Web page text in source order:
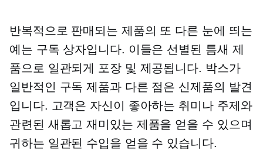
반복적으로 판매되는 제품의 또 다른 눈에 띄는
예는 구독 상자입니다. 이들은 선별된 틈새 제
품으로 일관되게 포장 및 제공됩니다. 박스가
일반적인 구독 제품과 다른 점은 신제품의 발견
입니다. 고객은 자신이 좋아하는 취미나 주제와
관련된 새롭고 재미있는 제품을 얻을 수 있으며
귀하는 일관된 수입을 얻을 수 있습니다.